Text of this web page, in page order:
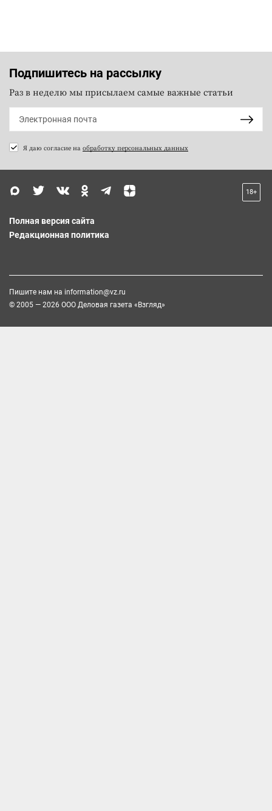
Подпишитесь на рассылку
Раз в неделю мы присылаем самые важные статьи
Я даю согласие на обработку персональных данных
18+
Полная версия сайта
Редакционная политика
Пишите нам на information@vz.ru
© 2005 — 2026 ООО Деловая газета «Взгляд»